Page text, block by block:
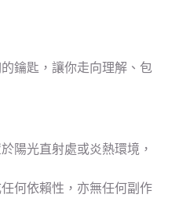
鑰匙，讓你走向理解、包
陽光直射處或炎熱環境，
何依賴性，亦無任何副作